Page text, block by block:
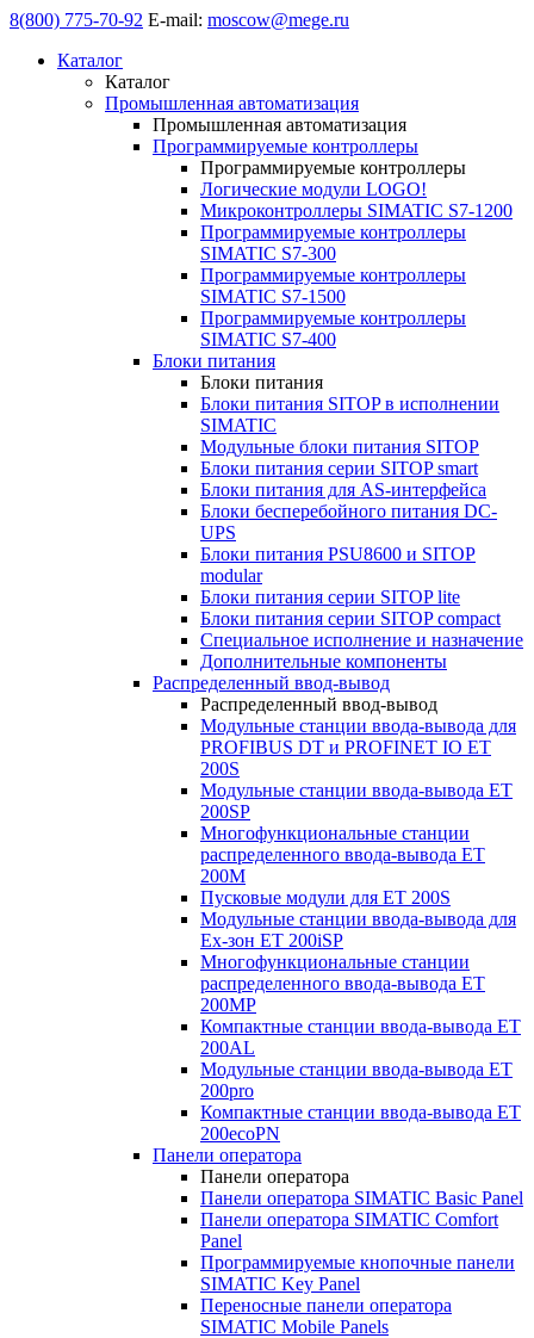
8(800) 775-70-92 E-mail: moscow@mege.ru
Каталог
Каталог
Промышленная автоматизация
Промышленная автоматизация
Программируемые контроллеры
Программируемые контроллеры
Логические модули LOGO!
Микроконтроллеры SIMATIC S7-1200
Программируемые контроллеры
SIMATIC S7-300
Программируемые контроллеры
SIMATIC S7-1500
Программируемые контроллеры
SIMATIC S7-400
Блоки питания
Блоки питания
Блоки питания SITOP в исполнении
SIMATIC
Модульные блоки питания SITOP
Блоки питания серии SITOP smart
Блоки питания для AS-интерфейса
Блоки бесперебойного питания DC-
UPS
Блоки питания PSU8600 и SITOP
modular
Блоки питания серии SITOP lite
Блоки питания серии SITOP compact
Специальное исполнение и назначение
Дополнительные компоненты
Распределенный ввод-вывод
Распределенный ввод-вывод
Модульные станции ввода-вывода для
PROFIBUS DT и PROFINET IO ET
200S
Модульные станции ввода-вывода ET
200SP
Многофункциональные станции
распределенного ввода-вывода ET
200M
Пусковые модули для ET 200S
Модульные станции ввода-вывода для
Ex-зон ET 200iSP
Многофункциональные станции
распределенного ввода-вывода ET
200MP
Компактные станции ввода-вывода ET
200AL
Модульные станции ввода-вывода ET
200pro
Компактные станции ввода-вывода ET
200ecoPN
Панели оператора
Панели оператора
Панели оператора SIMATIC Basic Panel
Панели оператора SIMATIC Comfort
Panel
Программируемые кнопочные панели
SIMATIC Key Panel
Переносные панели оператора
SIMATIC Mobile Panels